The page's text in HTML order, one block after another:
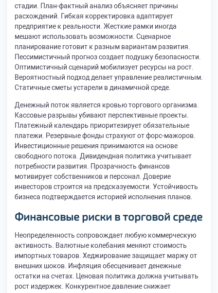
стадии. План-фактный анализ объясняет причины
расхождений. Гибкая корректировка адаптирует
предприятие к реальности. Жесткие рамки иногда
мешают использовать возможности. Сценарное
планирование готовит к разным вариантам развития.
Пессимистичный прогноз создает подушку безопасности.
Оптимистичный сценарий мобилизует ресурсы на рост.
Вероятностный подход делает управление реалистичным.
Статичные сметы устарели в динамичной среде.
Денежный поток является кровью торгового организма.
Кассовые разрывы убивают перспективные проекты.
Платежный календарь приоритезирует обязательные
платежи. Резервные фонды страхуют от форс-мажоров.
Инвестиционные решения принимаются на основе
свободного потока. Дивидендная политика учитывает
потребности развития. Прозрачность финансов
мотивирует собственников и персонал. Доверие
инвесторов строится на предсказуемости. Устойчивость
бизнеса подтверждается историей исполнения планов.
Финансовые риски в торговой среде
Неопределенность сопровождает любую коммерческую
активность. Валютные колебания меняют стоимость
импортных товаров. Хеджирование защищает маржу от
внешних шоков. Инфляция обесценивает денежные
остатки на счетах. Ценовая политика должна учитывать
рост издержек. Конкурентное давление снижает